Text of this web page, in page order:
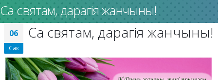
Са святам, дарагія жанчыны!
06
Сак
Са святам, дарагія жанчыны!